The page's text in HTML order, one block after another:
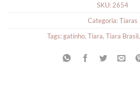
SKU: 2654
Categoria:Tiaras
Tags:gatinho, Tiara, Tiara Brasil,